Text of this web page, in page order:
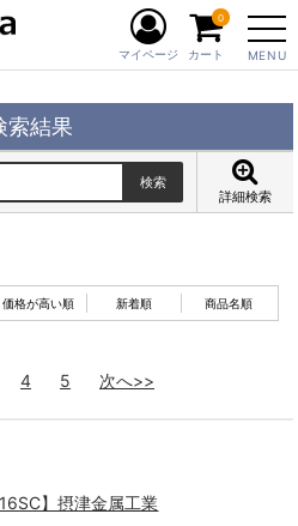
MENU
マイページ カート
0
索結果
詳細検索
価格が高い順 新着順 商品名順
4 5 次へ>>
】摂津金属工業